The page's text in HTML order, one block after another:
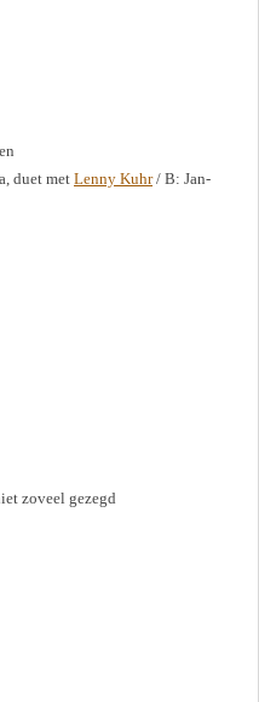
duet met Lenny Kuhr/ B: Jan-
zoveel gezegd